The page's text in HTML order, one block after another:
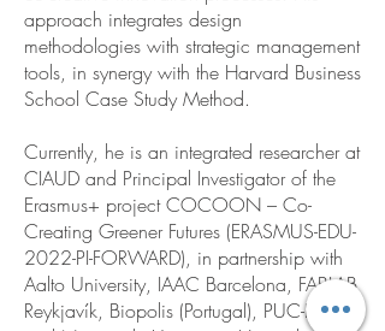
approach integrates design
methodologies with strategic management
tools, in synergy with the Harvard Business
School Case Study Method.
Currently, he is an integrated researcher at
CIAUD and Principal Investigator of the
Erasmus+ project COCOON – Co-
Creating Greener Futures (ERASMUS-EDU-
2022-PI-FORWARD), in partnership with
Aalto University, IAAC Barcelona, FABLAB
Reykjavík, Biopolis (Portugal), PUC-Rio,